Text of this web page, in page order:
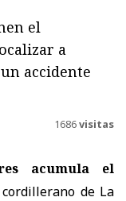
el
a
accidente
1686visitas
acumula el
de La